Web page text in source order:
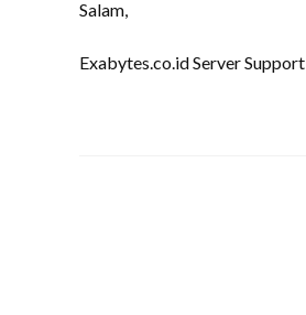
Salam,
Exabytes.co.id Server Support